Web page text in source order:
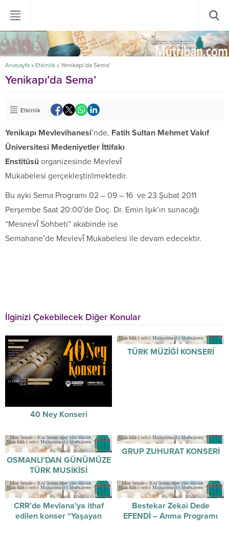
Anasayfa » Etkinlik » Yenikapı’da Sema’
Yenikapı’da Sema’
Etkinlik
Yenikapı Mevlevihanesi’nde, Fatih Sultan Mehmet Vakıf
Üniversitesi Medeniyetler İttifakı
Enstitüsü organizesinde Mevlevî
Mukabelesi gerçekleştirilmektedir.
Bu ayki Sema Programı 02 – 09 – 16 ve 23 Şubat 2011
Perşembe Saat 20:00′de Doç. Dr. Emin Işık’ın sunacağı
“Mesnevî Sohbeti” akabinde ise
Semahane’de Mevlevî Mukabelesi ile devam edecektir.
İlginizi Çekebilecek Diğer Konular
40 Ney Konseri
TÜRK MÜZİĞİ KONSERİ
OSMANLI’DAN GÜNÜMÜZE
TÜRK MUSİKİSİ
GRUP ZUHURAT KONSERİ
CRR’de Mevlana’ya ithaf
edilen konser “Yaşayan
Bestekar Zekai Dede
EFENDİ – Anma Programı